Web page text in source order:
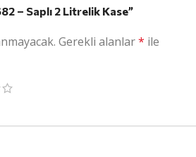
– Saplı 2 Litrelik Kase”
Gerekli alanlar* ile